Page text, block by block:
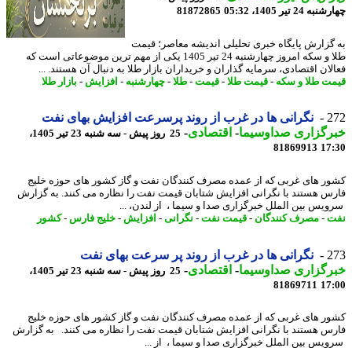
24 تیر 1405، 05:32
81872865
پایگاه خبری تحلیلی اندیشه معاصر؛ قیمت
طلا و سکه امروز چهارشنبه 24 تیر 1405 یکی از مهم ترین موضوعاتی است که
اقتصادی، سرمایه گذاران و خریداران بازار طلا به دنبال آن هستند. ...
طلا و سکه-قیمت طلا-قیمت-طلا-چهارشنبه-افزایش -بازار طلا
نگرانی ها در غرب از روند پرسرعت افزایش بهای نفت
صداوسیما-اقتصادی-
25 روز پیش - سه شنبه 23 تیر 1405،
81869913
های غربی که از عمده مصرف کنندگان نفت و گاز کشور های حوزه خلیج
هستند با نگرانی افزایش شتابان قیمت نفت را نظاره می کنند. به گزارش
بین الملل خبرگزاری صدا و سیما ، از لندن، ...
-مصرف کنندگان-قیمت نفت -نگرانی- افزایش -خلیج فارس-کشور
نگرانی ها در غرب از روند پر سرعت بهای نفت
صداوسیما-اقتصادی-
25 روز پیش - سه شنبه 23 تیر 1405،
81869711
های غربی که از عمده مصرف کنندگان نفت و گاز کشور های حوزه خلیج
هستند با نگرانی افزایش شتابان قیمت نفت را نظاره می کنند. به گزارش
بین الملل خبرگزاری صدا و سیما ، از ...